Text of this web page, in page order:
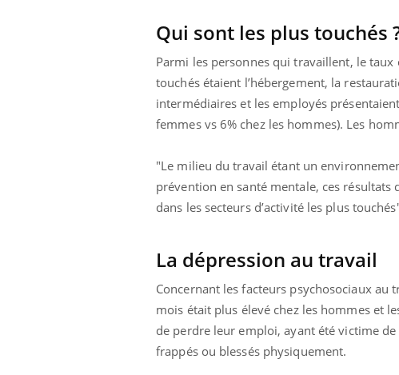
Qui sont les plus touchés
Parmi les personnes qui travaillent, le taux
touchés étaient l’hébergement, la
intermédiaires et les employés
femmes vs 6% chez les hommes). Les
"Le milieu du travail étant un
prévention en santé mentale, ces
dans les secteurs d’activité les plus
La dépression au travail
Concernant les facteurs psychosociaux au
mois était plus élevé chez les hommes et
de perdre leur emploi, ayant été victime
frappés ou blessés physiquement.